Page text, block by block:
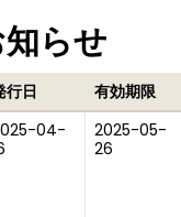
らせ
行日 有効期限
04-
2025-05-
26